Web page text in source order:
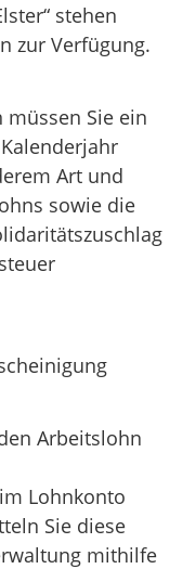
stehen
zur Verfügung.
müssen Sie ein
Art und
sowie die
Arbeitslohn
Lohnkonto
Sie diese
mithilfe